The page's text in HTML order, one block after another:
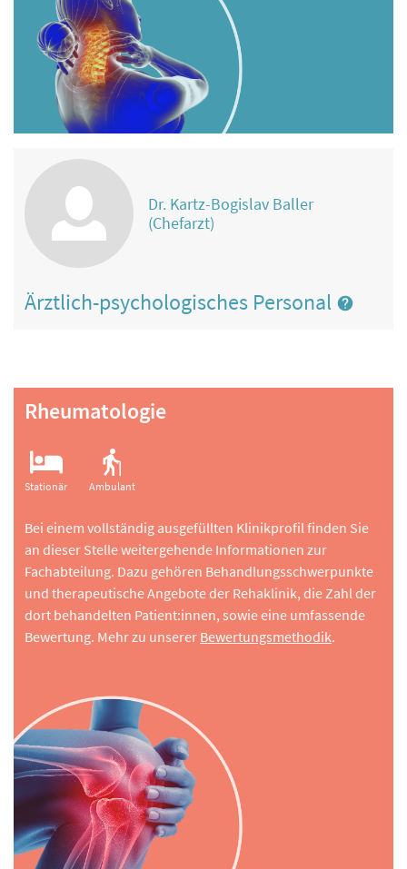
Dr. Kartz-Bogislav Baller
(Chefarzt)
Ärztlich-psychologisches Personal
Rheumatologie
Stationär Ambulant
Bei einem vollständig ausgefüllten Klinikprofil finden Sie
an dieser Stelle weitergehende Informationen zur
Fachabteilung. Dazu gehören Behandlungsschwerpunkte
und therapeutische Angebote der Rehaklinik, die Zahl der
dort behandelten Patient:innen, sowie eine umfassende
Bewertung. Mehr zu unserer Bewertungsmethodik.